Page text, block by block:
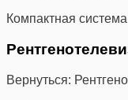
Компактная
Вернуться: